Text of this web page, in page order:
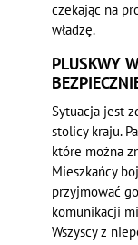
czekając na
władzę.
PLUSKWY
Sytuacja jest
stolicy kraju.
które można
Mieszkańcy
przyjmować
komunikacji
Wszyscy z